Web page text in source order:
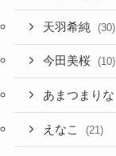
天羽希純 (30)
今田美桜 (10)
あまつまりな
えなこ (21)